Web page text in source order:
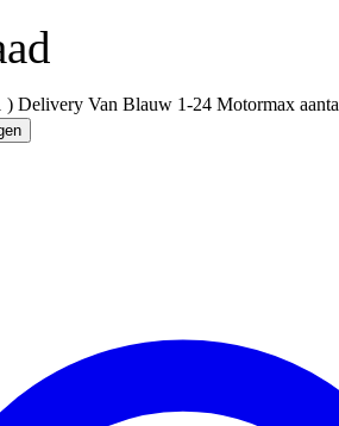
) Delivery Van Blauw 1-24 Motormax